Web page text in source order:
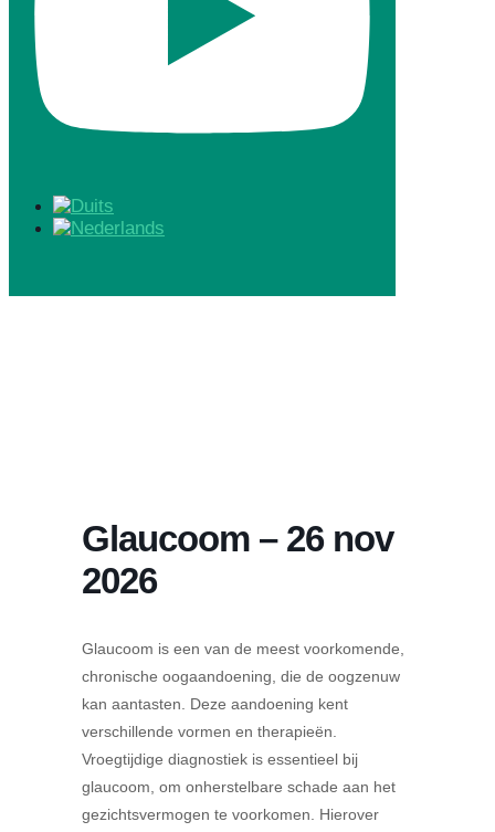
Glaucoom – 26 nov
2026
Glaucoom is een van de meest voorkomende,
chronische oogaandoening, die de oogzenuw
kan aantasten. Deze aandoening kent
verschillende vormen en therapieën.
Vroegtijdige diagnostiek is essentieel bij
glaucoom, om onherstelbare schade aan het
gezichtsvermogen te voorkomen. Hierover